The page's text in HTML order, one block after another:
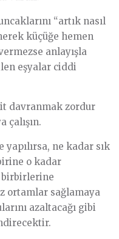
“artık nasıl
küçüğe hemen
anlayışla
eşyalar ciddi
davranmak zordur
çalışın.
ne kadar sık
o kadar
birbirlerine
ortamlar sağlamaya
azaltacağı gibi